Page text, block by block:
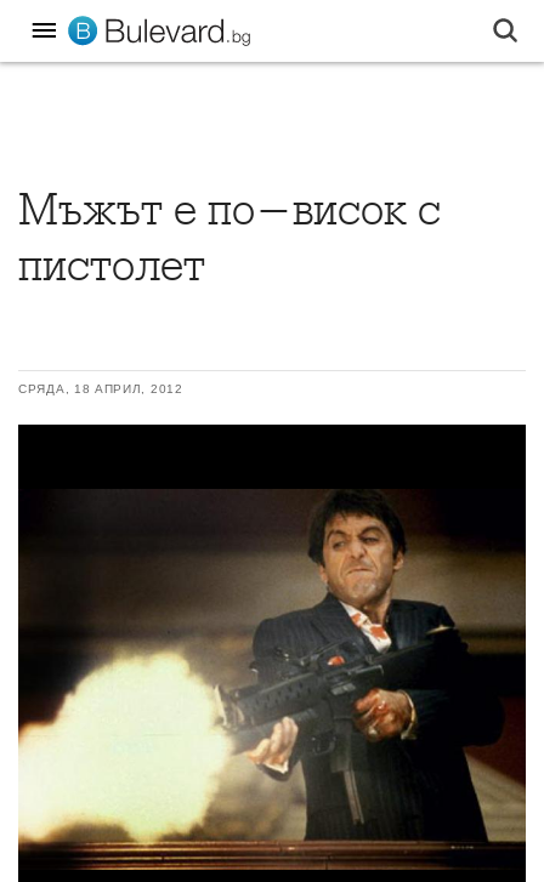
Мъжът е по-висок с
пистолет
СРЯДА, 18 АПРИЛ, 2012